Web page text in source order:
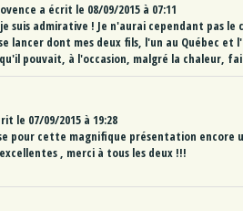
a écrit le 08/09/2015 à 07:11
suis admirative ! Je n'aurai cependant pas
lancer dont mes deux fils, l'un au Québec et
pouvait, à l'occasion, malgré la chaleur,
le 07/09/2015 à 19:28
pour cette magnifique présentation encore
, merci à tous les deux !!!